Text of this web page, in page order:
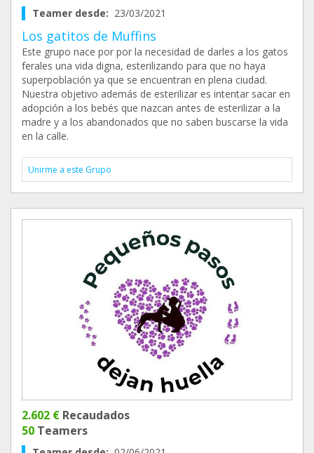
Teamer desde: 23/03/2021
Los gatitos de Muffins
Este grupo nace por por la necesidad de darles a los gatos
ferales una vida digna, esterilizando para que no haya
superpoblación ya que se encuentran en plena ciudad.
Nuestra objetivo además de esterilizar es intentar sacar en
adopción a los bebés que nazcan antes de esterilizar a la
madre y a los abandonados que no saben buscarse la vida
en la calle.
Unirme a este Grupo
2.602 € Recaudados
50 Teamers